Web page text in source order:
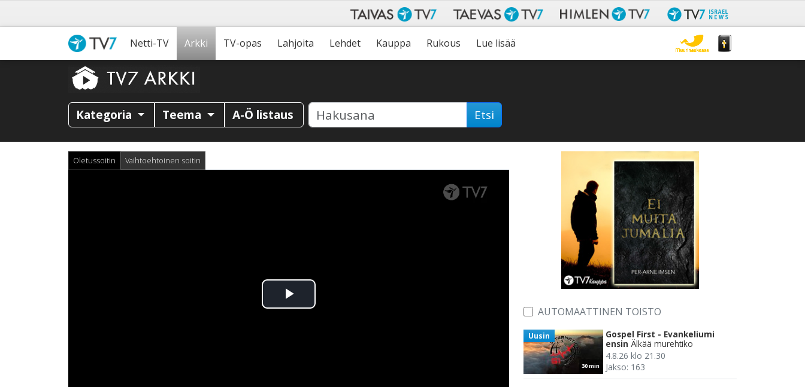
Netti-TV Arkki TV-opas Lahjoita Lehdet Kauppa Rukous Lue lisää
Kategoria Teema A-Ö listaus Etsi
Oletussoitin Vaihtoehtoinen soitin
Toista
AUTOMAATTINEN TOISTO
30 min
Uusin
Gospel First - Evankeliumi
ensin Älkää murehtiko
4.8.26 klo 21.30
Jakso: 163